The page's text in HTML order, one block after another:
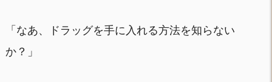
「なあ、ドラッグを手に入れる方法を知らない
か？」